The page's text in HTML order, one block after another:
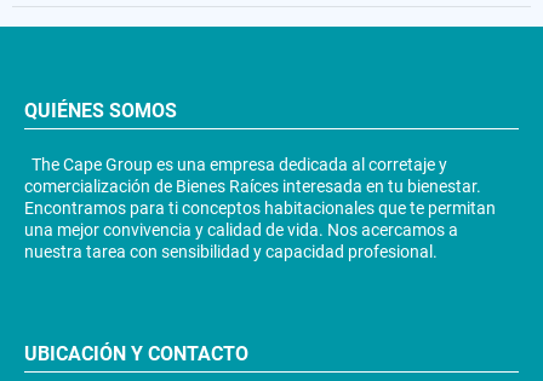
QUIÉNES SOMOS
The Cape Group es una empresa dedicada al corretaje y
comercialización de Bienes Raíces interesada en tu bienestar.
Encontramos para ti conceptos habitacionales que te permitan
una mejor convivencia y calidad de vida. Nos acercamos a
nuestra tarea con sensibilidad y capacidad profesional.
UBICACIÓN Y CONTACTO